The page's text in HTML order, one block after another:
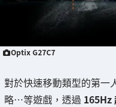
Optix G27C7
對於快速移動類型的第一
略…等遊戲，透過 165Hz